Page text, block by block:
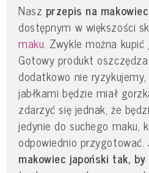
Nasz przepis na
dostępnym w większości
maku. Zwykle można
Gotowy produkt
dodatkowo nie
jabłkami będzie miał
zdarzyć się jednak, że
jedynie do suchego maku,
odpowiednio przygotować.
makowiec japoński tak,